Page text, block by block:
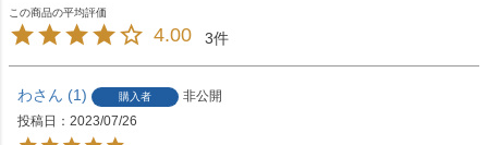
4.00 3
わ 1 購入者
非公開
投稿日
2023/07/26